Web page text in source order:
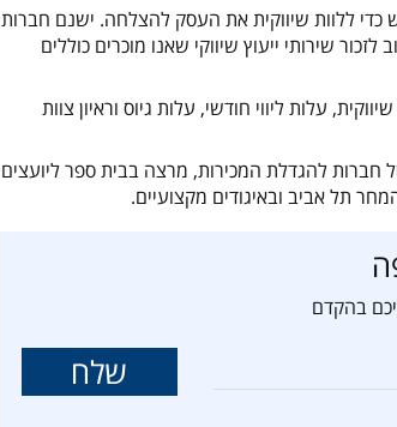
ללוות שיווקית את העסק להצלחה. ישנם חברות
שירותי ייעוץ שיווקי שאנו מוכרים כוללים
עלות ליווי חודשי, עלות גיוס וראיון צוות
חברות להגדלת המכירות, מרצה בבית ספר ליועצים
תל אביב ובאיגודים מקצועיים.
בהקדם